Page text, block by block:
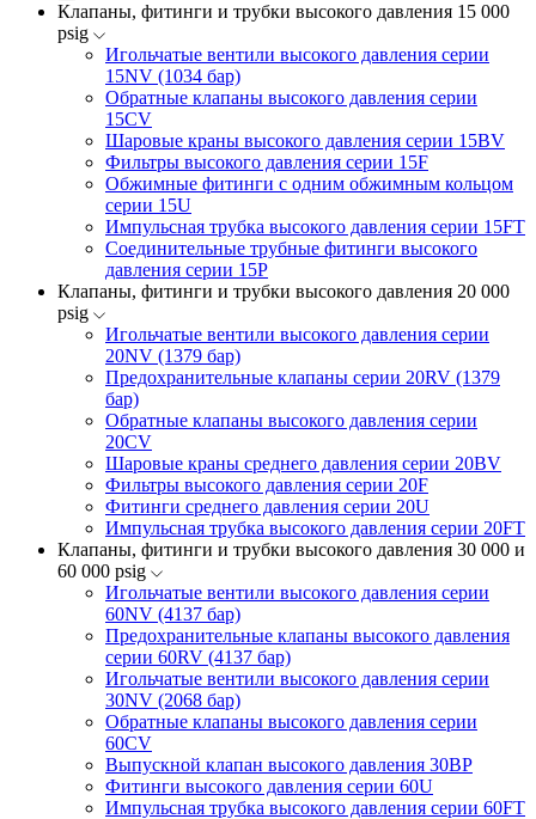
Клапаны, фитинги и трубки высокого давления 15 000
psig
Игольчатые вентили высокого давления серии
15NV (1034 бар)
Обратные клапаны высокого давления серии
15CV
Шаровые краны высокого давления серии 15BV
Фильтры высокого давления серии 15F
Обжимные фитинги с одним обжимным кольцом
серии 15U
Импульсная трубка высокого давления серии 15FT
Соединительные трубные фитинги высокого
давления серии 15P
Клапаны, фитинги и трубки высокого давления 20 000
psig
Игольчатые вентили высокого давления серии
20NV (1379 бар)
Предохранительные клапаны серии 20RV (1379
бар)
Обратные клапаны высокого давления серии
20CV
Шаровые краны среднего давления серии 20BV
Фильтры высокого давления серии 20F
Фитинги среднего давления серии 20U
Импульсная трубка высокого давления серии 20FT
Клапаны, фитинги и трубки высокого давления 30 000 и
60 000 psig
Игольчатые вентили высокого давления серии
60NV (4137 бар)
Предохранительные клапаны высокого давления
серии 60RV (4137 бар)
Игольчатые вентили высокого давления серии
30NV (2068 бар)
Обратные клапаны высокого давления серии
60CV
Выпускной клапан высокого давления 30BP
Фитинги высокого давления серии 60U
Импульсная трубка высокого давления серии 60FT